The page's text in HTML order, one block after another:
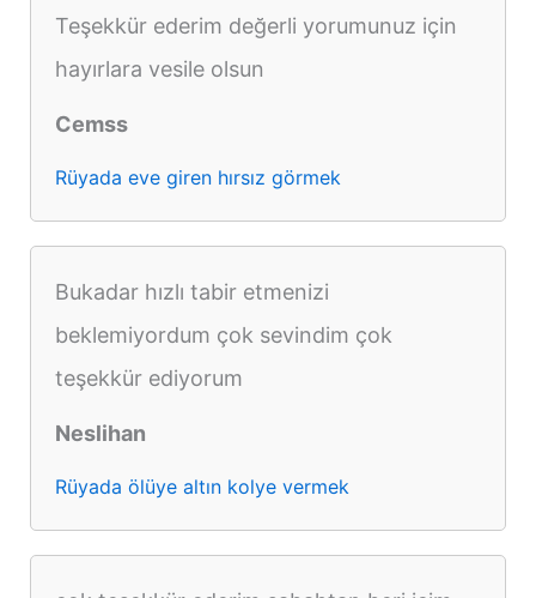
Teşekkür ederim değerli yorumunuz için
hayırlara vesile olsun
Cemss
Rüyada eve giren hırsız görmek
Bukadar hızlı tabir etmenizi
beklemiyordum çok sevindim çok
teşekkür ediyorum
Neslihan
Rüyada ölüye altın kolye vermek